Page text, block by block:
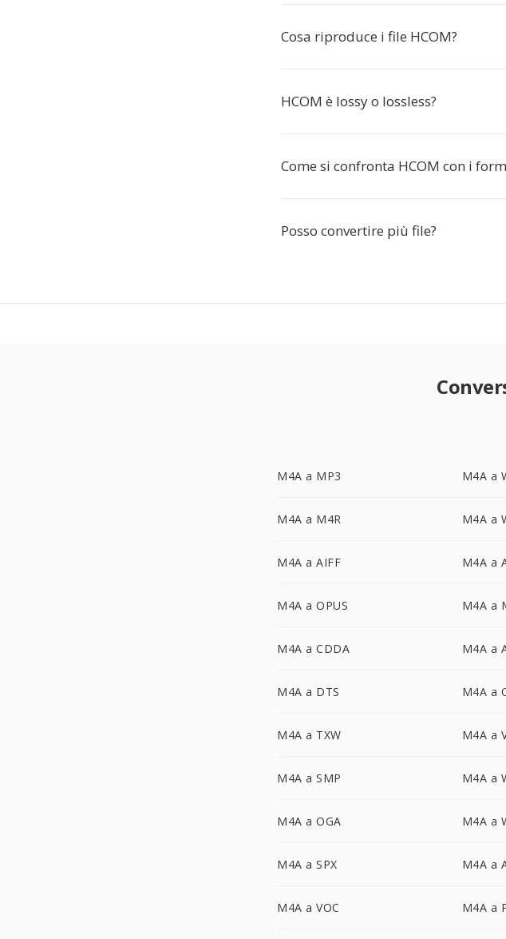
Cosa riproduce i file HCOM?
HCOM è lossy o lossless?
Come si confronta HCOM con i
Posso convertire più file?
M4A a MP3 M4A a
M4A a M4R M4A a
M4A a AIFF M4A a
M4A a OPUS M4A a
M4A a CDDA M4A a
M4A a DTS M4A a
M4A a TXW M4A a
M4A a SMP M4A a
M4A a OGA M4A a
M4A a SPX M4A a
M4A a VOC M4A a